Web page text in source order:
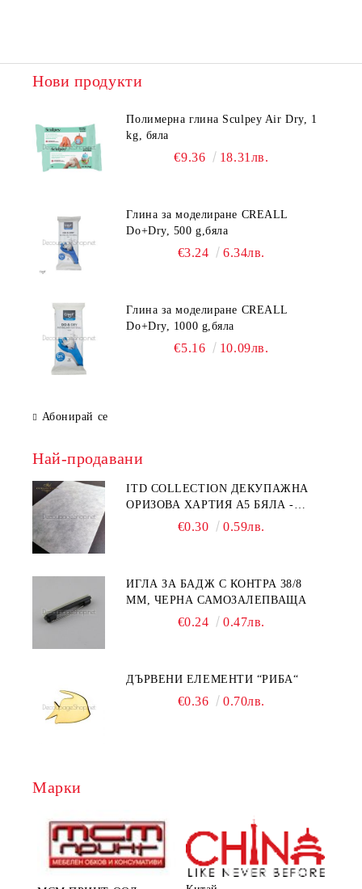
Нови продукти
Полимерна глина Sculpey Air Dry, 1
kg, бяла
€9.36 18.31лв.
Глина за моделиране CREALL
Do+Dry, 500 g,бяла
€3.24 6.34лв.
Глина за моделиране CREALL
Do+Dry, 1000 g,бяла
€5.16 10.09лв.
Абонирай се
Най-продавани
ITD COLLECTION ДЕКУПАЖНА
ОРИЗОВА ХАРТИЯ А5 БЯЛА -
€0.30 0.59лв.
ИГЛА ЗА БАДЖ С КОНТРА 38/8
ММ, ЧЕРНА САМОЗАЛЕПВАЩА
€0.24 0.47лв.
ДЪРВЕНИ ЕЛЕМЕНТИ “РИБА“
€0.36 0.70лв.
Марки